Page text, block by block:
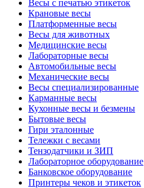
Весы с печатью этикеток
Крановые весы
Платформенные весы
Весы для животных
Медицинские весы
Лабораторные весы
Автомобильные весы
Механические весы
Весы специализированные
Карманные весы
Кухонные весы и безмены
Бытовые весы
Гири эталонные
Тележки с весами
Тензодатчики и ЗИП
Лабораторное оборудование
Банковское оборудование
Принтеры чеков и этикеток